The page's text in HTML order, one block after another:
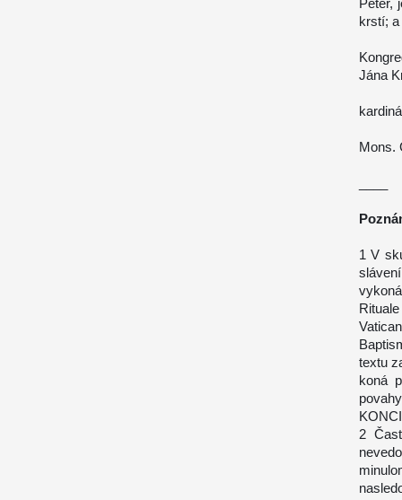
Peter,
krstí; a
Jána
Mons.
1 V
textu
koná
2